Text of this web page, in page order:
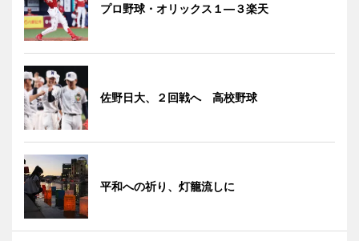
プロ野球・オリックス１―３楽天
佐野日大、２回戦へ 高校野球
平和への祈り、灯籠流しに